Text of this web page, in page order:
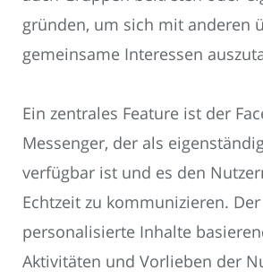
gründen, um sich mit anderen
gemeinsame Interessen
Ein zentrales Feature ist der
Messenger, der als
verfügbar ist und es den
Echtzeit zu kommunizieren.
personalisierte Inhalte
Aktivitäten und Vorlieben der